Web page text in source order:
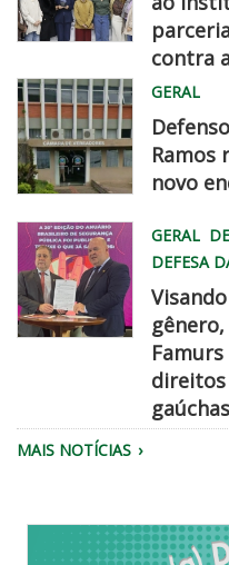
MG
0732
contra
WhatsApp
Image
2026
08
06
22
GERAL
Ramos
novo
chegadisso
GERAL
DEFESA
direitos
gaúchas
MAIS NOTÍCIAS